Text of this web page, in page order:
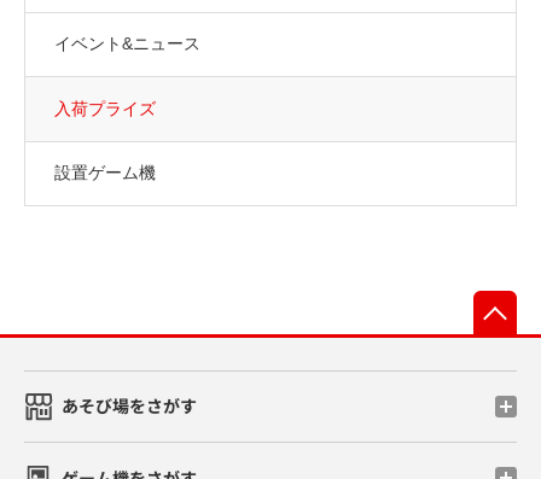
イベント&ニュース
入荷プライズ
設置ゲーム機
あそび場をさがす